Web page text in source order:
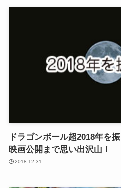
ドラゴンボール超2018年を
映画公開まで思い出沢山！
2018.12.31